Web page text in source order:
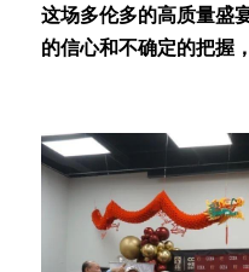
这场多伦多的高质量盛
的信心和不确定的把握